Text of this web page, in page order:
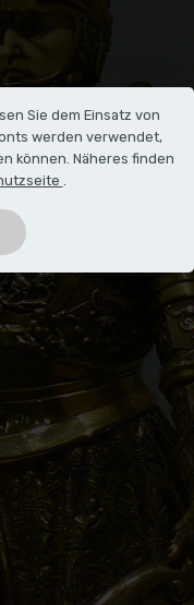
Sie dem Einsatz von
werden verwendet,
können. Näheres finden
.